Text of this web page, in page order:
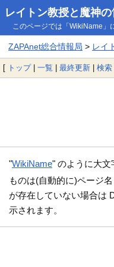
レイトン教授と魔神
このページでは「WikiName」
ZAPAnet総合情報局 > レイ
[ トップ| 一覧 | 最終更新 | 検索
"WikiName" のように大文
ものは(自動的に)ページ
が存在していない場合は
示されます。